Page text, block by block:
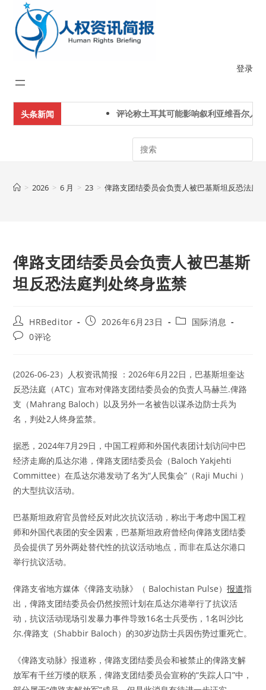
content
登录
头条新闻 评论称土耳其可能影响叙利亚维吾尔人下
Search
> 2026 > 6 月 > 23 > 俾路支团结委员会负责人被巴基斯坦反恐法庭
俾路支团结委员会负责人被巴基斯
坦反恐法庭判处终身监禁
Post
author:
HRBeditor
Post2026年6月23日
Post国际消息
Post0评论
(2026-06-23）人权资讯简报 ：2026年6月22日，巴基斯坦奎达
反恐法庭（ATC）宣布对俾路支团结委员会的负责人马赫兰.俾路
支（Mahrang Baloch）以及另外一名被告以谋杀边防士兵为
名，判处2人终身监禁。
据悉，2024年7月29日，中国工程师和外国代表团计划访问中巴
经济走廊的瓜达尔港，俾路支团结委员会（Baloch Yakjehti
Committee）在瓜达尔港发动了名为“人民集会”（Raji Muchi ）
的大型抗议活动。
巴基斯坦政府官员曾经反对此次抗议活动，称出于考虑中国工程
师和外国代表团的安全因素，巴基斯坦政府曾经向俾路支团结委
员会提供了另外两处替代性的抗议活动地点，而非在瓜达尔港口
举行抗议活动。
俾路支省地方媒体《俾路支动脉》（ Balochistan Pulse）报道指
出，俾路支团结委员会仍然按照计划在瓜达尔港举行了抗议活
动，抗议活动现场引发暴力事件导致16名士兵受伤，1名叫沙比
尔.俾路支（Shabbir Baloch）的30岁边防士兵因伤势过重死亡。
《俾路支动脉》报道称，俾路支团结委员会和被禁止的俾路支解
放军有千丝万缕的联系，俾路支团结委员会宣称的“失踪人口”中，